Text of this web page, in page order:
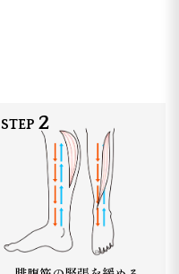
STEP